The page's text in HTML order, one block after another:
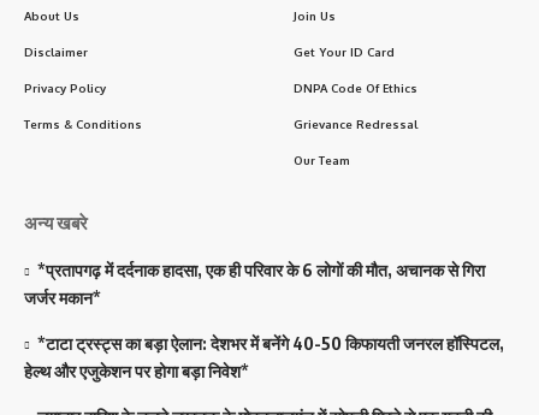
About Us
Disclaimer
Privacy Policy
Terms & Conditions
Join Us
Get Your ID Card
DNPA Code Of Ethics
Grievance Redressal
Our Team
अन्य खबरे
*प्रतापगढ़ में दर्दनाक हादसा, एक ही परिवार के 6 लोगों की मौत, अचानक से गिरा
जर्जर मकान*
*टाटा ट्रस्ट्स का बड़ा ऐलान: देशभर में बनेंगे 40-50 किफायती जनरल हॉस्पिटल,
हेल्थ और एजुकेशन पर होगा बड़ा निवेश*